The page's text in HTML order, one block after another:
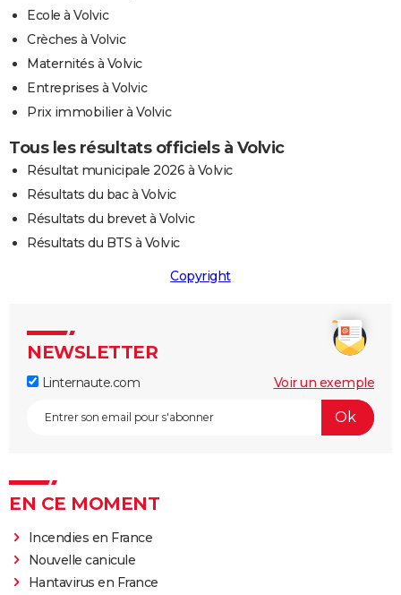
Ecole à Volvic
Crèches à Volvic
Maternités à Volvic
Entreprises à Volvic
Prix immobilier à Volvic
Tous les résultats officiels à Volvic
Résultat municipale 2026 à Volvic
Résultats du bac à Volvic
Résultats du brevet à Volvic
Résultats du BTS à Volvic
Copyright
NEWSLETTER
Linternaute.com Voir un exemple
EN CE MOMENT
Incendies en France
Nouvelle canicule
Hantavirus en France